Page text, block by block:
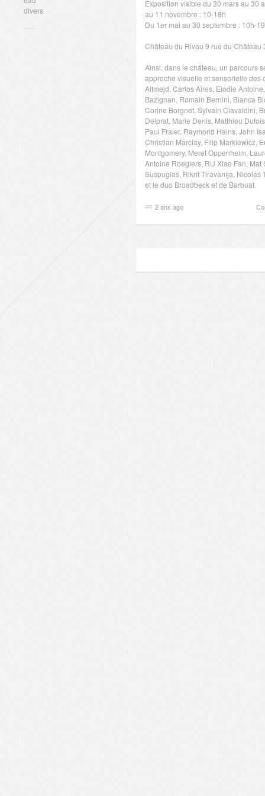
divers
Exposition visible du 30 mars au 30
au 11 novembre : 10-18h
Du 1er mai au 30 septembre : 10h-
Château du Rivau 9 rue du Château
Ainsi, dans le château, un parcours
approche visuelle et sensorielle des
Altmejd, Carlos Aires, Elodie
Bazignan, Romain Bernini, Bianca
Corine Borgnet, Sylvain Ciavaldini,
Delprat, Marie Denis, Matthieu
Paul Fraier, Raymond Hains, John
Christian Marclay, Filip Markiewicz,
Montgomery, Meret Oppenheim,
Antoine Roegiers, RU Xiao Fan, Mat
Suspuglas, Rikrit Tiravanija, Nicolas
et le duo Broadbeck et de Barbuat.
2 ans ago